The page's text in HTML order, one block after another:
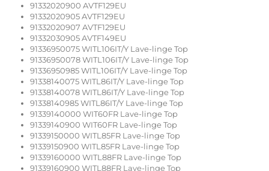
91332020900 AVTF129EU
91332020905 AVTF129EU
91332020907 AVTF129EU
91332030905 AVTF149EU
91336950075 WITL106IT/Y Lave-linge Top
91336950078 WITL106IT/Y Lave-linge Top
91336950985 WITL106IT/Y Lave-linge Top
91338140075 WITL86IT/Y Lave-linge Top
91338140078 WITL86IT/Y Lave-linge Top
91338140985 WITL86IT/Y Lave-linge Top
91339140000 WIT60FR Lave-linge Top
91339140900 WIT60FR Lave-linge Top
91339150000 WITL85FR Lave-linge Top
91339150900 WITL85FR Lave-linge Top
91339160000 WITL88FR Lave-linge Top
91339160900 WITL88FR Lave-linge Top